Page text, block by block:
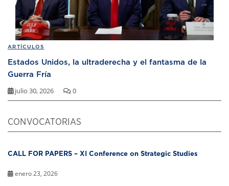
ARTÍCULOS
Estados Unidos, la ultraderecha y el fantasma de la
Guerra Fría
julio 30, 2026 0
CONVOCATORIAS
CALL FOR PAPERS – XI Conference on Strategic Studies
enero 23, 2026